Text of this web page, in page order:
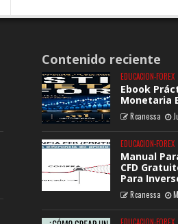
Contenido reciente
EDUCACION-FOREX
Ebook
Monetaria
Rcanessa
EDUCACION-FOREX
Manual
CFD
Para
Rcanessa
EDUCACION-FOREX